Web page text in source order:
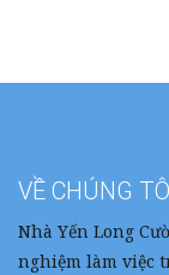
VỀ CHÚNG
Nhà Yến Long
nghiệm làm việc